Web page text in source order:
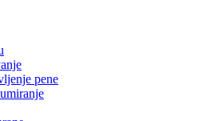
pene